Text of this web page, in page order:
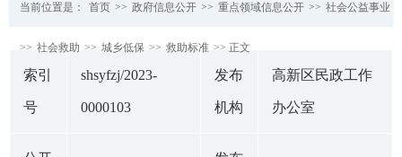
当前位置是： 首页 >> 政府信息公开 >> 重点领域信息公开 >> 社会公益事业
>> 社会救助 >> 城乡低保 >> 救助标准 >> 正文
索引
号
shsyfzj/2023-
0000103
发布
机构
高新区民政工作
办公室